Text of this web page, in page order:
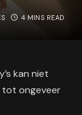
4 MINS READ
kan niet
ongeveer